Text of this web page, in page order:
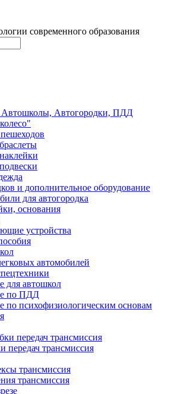
современного образования
Автошколы, Автогородки, ПДД
и дополнительное оборудование
для автогородка
основания
устройства
автомобилей
для автошкол
по ПДД
по психофизиологическим основам
передач трансмиссия
передач трансмиссия
трансмиссия
трансмиссия